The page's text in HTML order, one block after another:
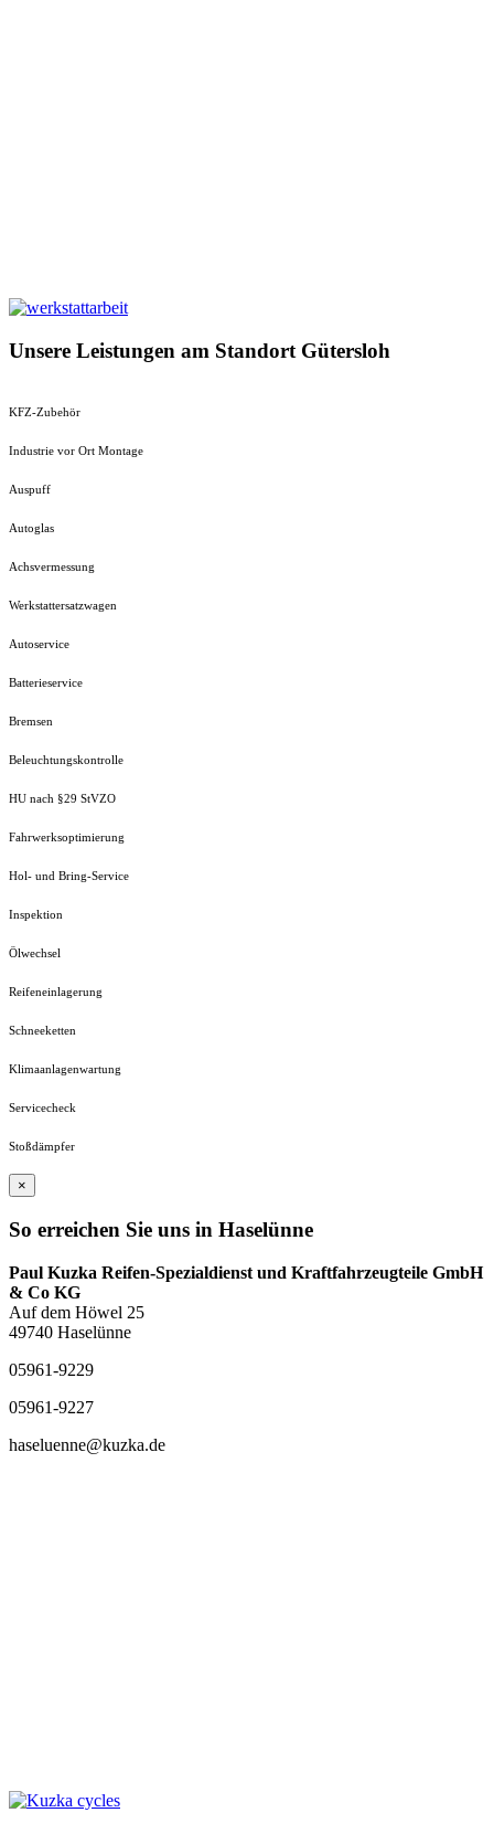
Unsere Leistungen am Standort Gütersloh
KFZ-Zubehör
Industrie vor Ort Montage
Auspuff
Autoglas
Achsvermessung
Werkstattersatzwagen
Autoservice
Batterieservice
Bremsen
Beleuchtungskontrolle
HU nach §29 StVZO
Fahrwerksoptimierung
Hol- und Bring-Service
Inspektion
Ölwechsel
Reifeneinlagerung
Schneeketten
Klimaanlagenwartung
Servicecheck
Stoßdämpfer
×
So erreichen Sie uns in Haselünne
Paul Kuzka Reifen-Spezialdienst und Kraftfahrzeugteile GmbH
& Co KG
Auf dem Höwel 25
49740 Haselünne
05961-9229
05961-9227
haseluenne@kuzka.de